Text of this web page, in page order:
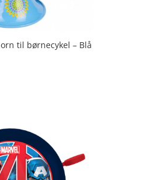
til børnecykel – Blå